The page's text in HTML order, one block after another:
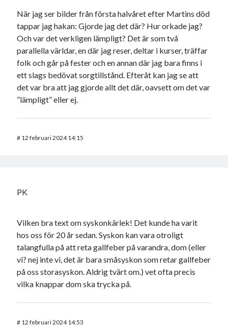
När jag ser bilder från första halvåret efter Martins död
tappar jag hakan: Gjorde jag det där? Hur orkade jag?
Och var det verkligen lämpligt? Det är som två
parallella världar, en där jag reser, deltar i kurser, träffar
folk och går på fester och en annan där jag bara finns i
ett slags bedövat sorgtillstånd. Efteråt kan jag se att
det var bra att jag gjorde allt det där, oavsett om det var
”lämpligt” eller ej.
# 12 februari 2024 14:15
PK
Vilken bra text om syskonkärlek! Det kunde ha varit
hos oss för 20 år sedan. Syskon kan vara otroligt
talangfulla på att reta gallfeber på varandra, dom (eller
vi? nej inte vi, det är bara småsyskon som retar gallfeber
på oss storasyskon. Aldrig tvärt om.) vet ofta precis
vilka knappar dom ska trycka på.
# 12 februari 2024 14:53